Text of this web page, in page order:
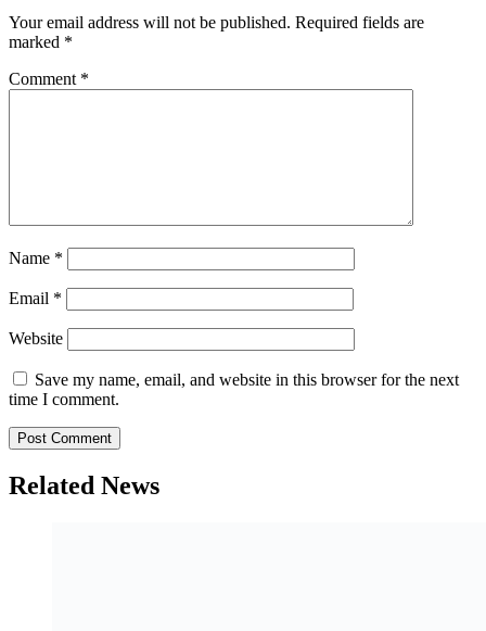
Your email address will not be published. Required fields are
marked *
Comment *
Name *
Email *
Website
Save my name, email, and website in this browser for the next
time I comment.
Related News